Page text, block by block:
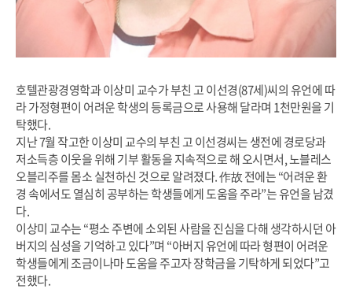
호텔관광경영학과 이상미 교수가 부친 고 이선경(87세)씨의 유언에 따
라 가정형편이 어려운 학생의 등록금으로 사용해 달라며 1천만원을 기
탁했다.
지난 7월 작고한 이상미 교수의 부친 고 이선경씨는 생전에 경로당과
저소득층 이웃을 위해 기부 활동을 지속적으로 해 오시면서, 노블레스
오블리주를 몸소 실천하신 것으로 알려졌다. 作故 전에는 “어려운 환
경 속에서도 열심히 공부하는 학생들에게 도움을 주라”는 유언을 남겼
다.
이상미 교수는 “평소 주변에 소외된 사람을 진심을 다해 생각하시던 아
버지의 심성을 기억하고 있다”며 “아버지 유언에 따라 형편이 어려운
학생들에게 조금이나마 도움을 주고자 장학금을 기탁하게 되었다”고
전했다.